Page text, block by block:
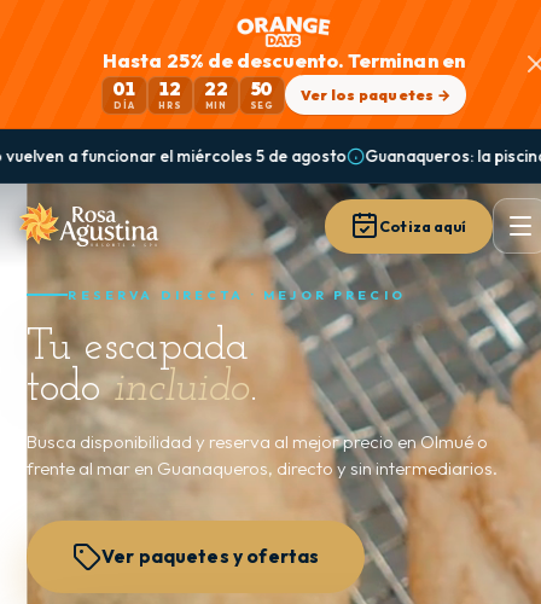
Hasta 25% de descuento. Terminan en
01
DÍA
12
HRS
22
MIN
47
SEG
Ver los paquetes →
Guanaqueros: la piscina central sigue en mantención | se llena
Cotiza aquí
RESERVA DIRECTA · MEJOR PRECIO
Tu escapada
todoincluido.
Busca disponibilidad y reserva al mejor precio en Olmué o
frente al mar en Guanaqueros, directo y sin intermediarios.
Ver paquetes y ofertas